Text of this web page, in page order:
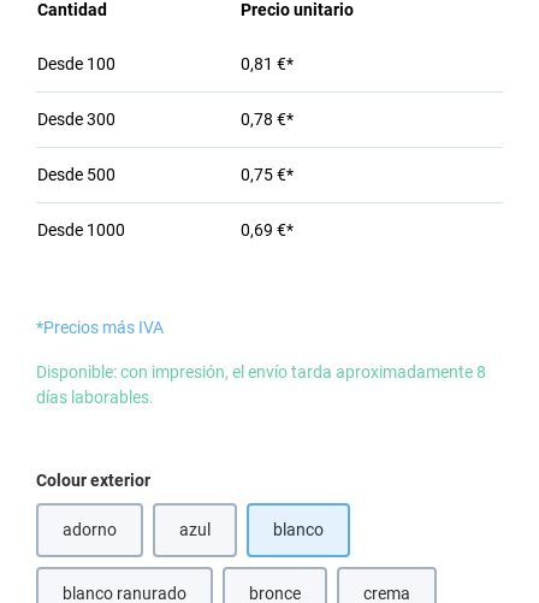
Cantidad Precio unitario
Desde 100 0,81 €*
Desde300 0,78 €*
Desde 500 0,75 €*
Desde 1000 0,69 €*
*Precios más IVA
Disponible: con impresión, el envío tarda aproximadamente 8
días laborables.
Seleccione
Colour exterior
adorno(Esta opción no está disponible en este momento.)
azul blanco
blanco ranurado bronce crema